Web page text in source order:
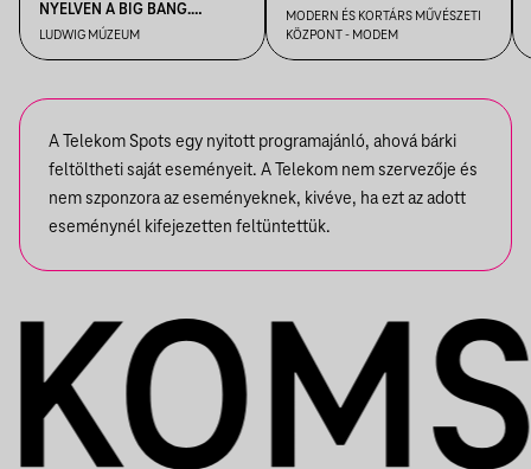
NYELVEN A BIG BANG.
TÁGULÓ GYŰJTEMÉNYI
HORIZONTOK CÍMŰ
LUDWIG MÚZEUM
ANYAGBA VETETT RÍTUSOK
MODERN ÉS KORTÁRS MŰVÉSZETI
KÖZPONT - MODEM
A Telekom Spots egy nyitott programajánló, ahová bárki
feltöltheti saját eseményeit. A Telekom nem szervezője és
nem szponzora az eseményeknek, kivéve, ha ezt az adott
eseménynél kifejezetten feltüntettük.